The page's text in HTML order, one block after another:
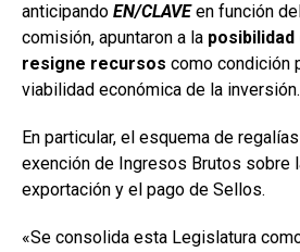
anticipando EN/CLAVEen función
comisión, apuntaron a la posibilidad
resigne recursos como condición
viabilidad económica de la inversión.
En particular, el esquema de
exención de Ingresos Brutos sobre
exportación y el pago de Sellos.
«Se consolida esta Legislatura